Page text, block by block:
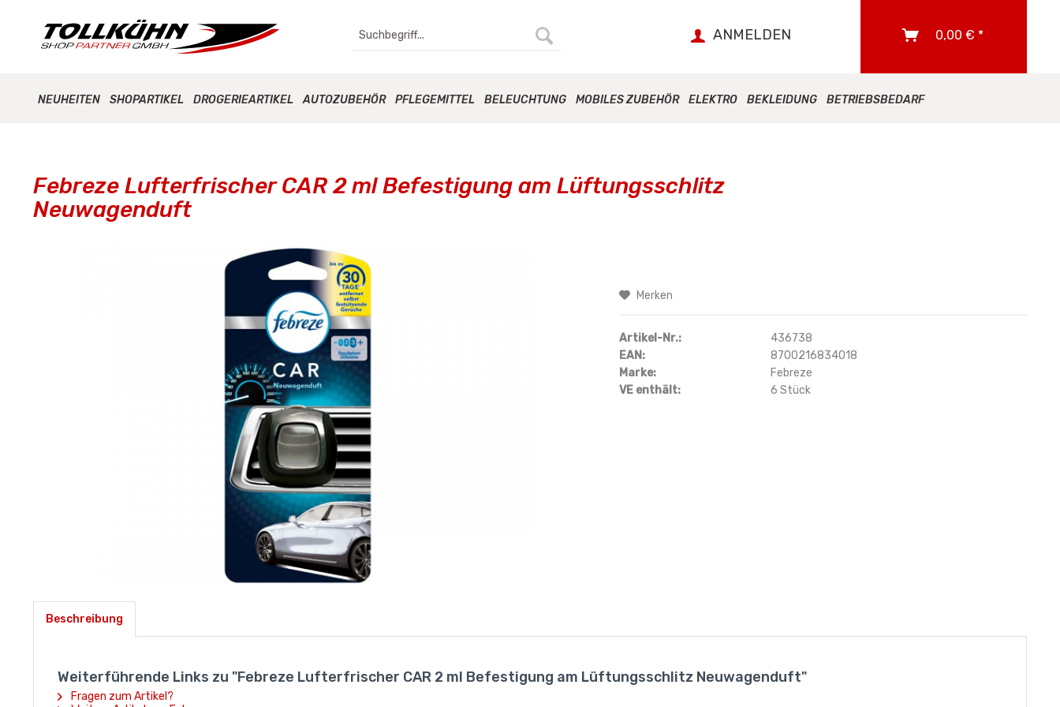
ANMELDEN 0,00 € *
NEUHEITEN SHOPARTIKEL DROGERIEARTIKEL AUTOZUBEHÖR PFLEGEMITTEL BELEUCHTUNG MOBILES ZUBEHÖR ELEKTRO BEKLEIDUNG BETRIEBSBEDARF
Febreze Lufterfrischer CAR 2 ml Befestigung am Lüftungsschlitz
Neuwagenduft
Merken
Artikel-Nr.:
436738
EAN:
8700216834018
Marke:
Febreze
VE enthält:
6 Stück
Beschreibung
Weiterführende Links zu "Febreze Lufterfrischer CAR 2 ml Befestigung am Lüftungsschlitz Neuwagenduft"
Fragen zum Artikel?